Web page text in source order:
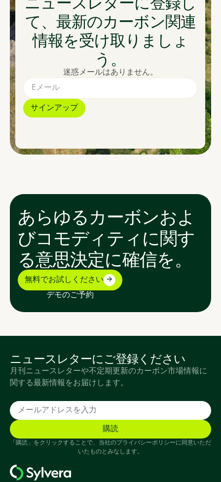
て、最新のカーボン関連
情報を受け取りましょ
う。
迷惑メールはありません。
あらゆるカーボンおよ
びコモディティに関す
る意思決定に確信を。
無料でお試しください
デモのご予約
ニュースレターにご登録ください
月刊ニュースレターや不定期更新のカーボン市場情報に
関する最新情報をお届けします。
「購読」をクリックすることで、当社のプライバシーポリシーに同意いただ
いたものとみなします。